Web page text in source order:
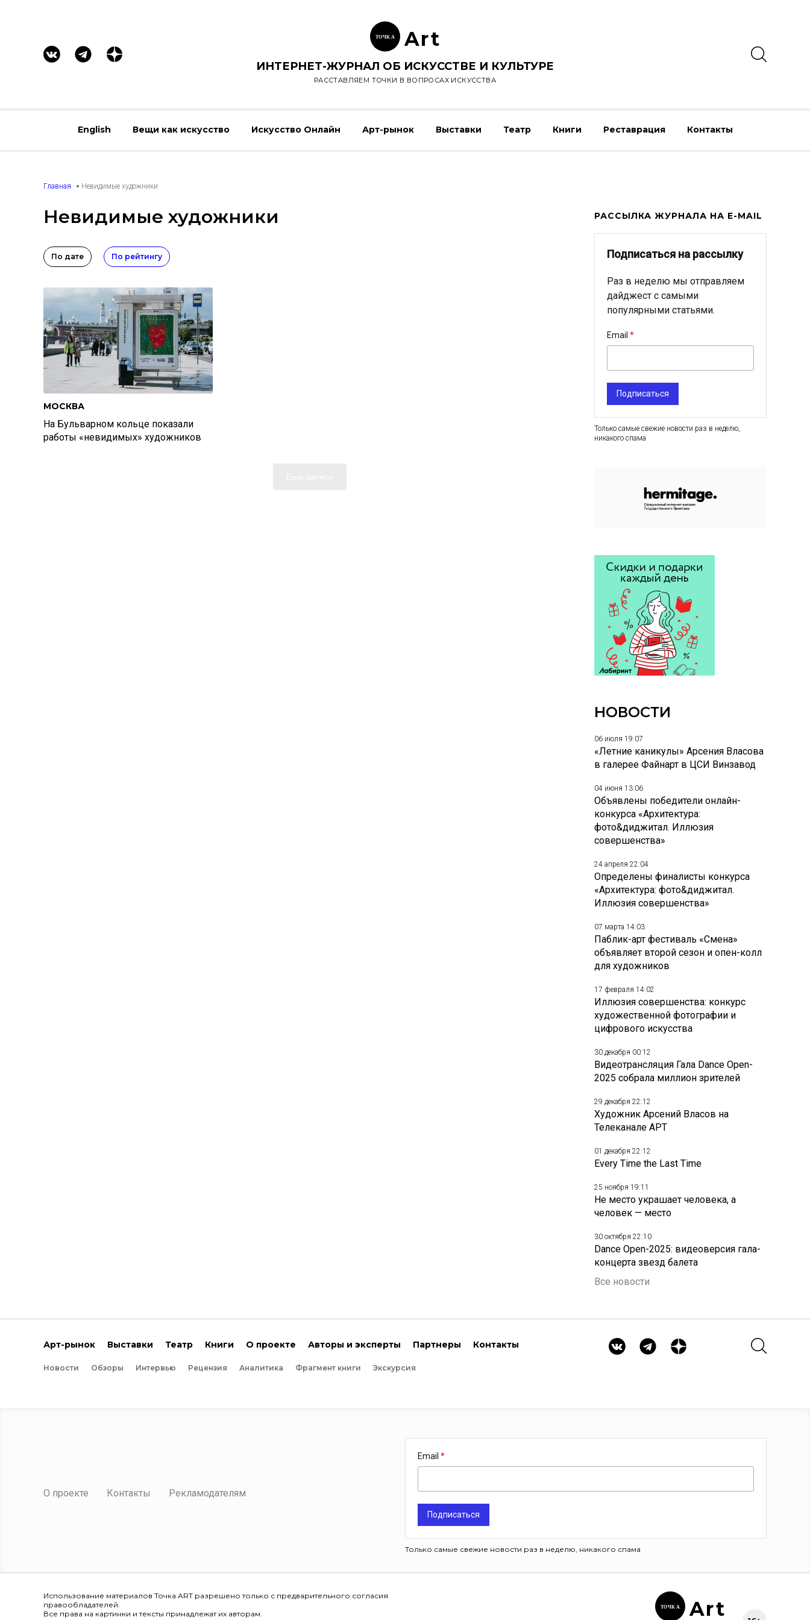
ТОЧК А Art
ИНТЕРНЕТ-ЖУРНАЛ ОБ ИСКУССТВЕ И КУЛЬТУРЕ
РАССТАВЛЯЕМ ТОЧКИ В ВОПРОСАХ ИСКУССТВА
English Вещи как искусство Искусство Онлайн Арт-рынок Выставки Театр Книги Реставрация Контакты
Главная Невидимые художники
Невидимые художники
По дате По рейтингу
МОСКВА
На Бульварном кольце показали
работы «невидимых» художников
РАССЫЛКА ЖУРНАЛА НА E-MAIL
Подписаться на рассылку
Раз в неделю мы отправляем
дайджест с самыми
популярными статьями.
Email
Подписаться
Только самые свежие новости раз в неделю,
никакого спама
НОВОСТИ
06 июля 19:07
«Летние каникулы» Арсения Власова
в галерее Файнарт в ЦСИ Винзавод
04 июня 13:06
Объявлены победители онлайн-
конкурса «Архитектура:
фото&диджитал. Иллюзия
совершенства»
24 апреля 22:04
Определены финалисты конкурса
«Архитектура: фото&диджитал.
Иллюзия совершенства»
07 марта 14:03
Паблик-арт фестиваль «Смена»
объявляет второй сезон и опен-колл
для художников
17 февраля 14:02
Иллюзия совершенства: конкурс
художественной фотографии и
цифрового искусства
30 декабря 00:12
Видеотрансляция Гала Dance Open-
2025 собрала миллион зрителей
29 декабря 22:12
Художник Арсений Власов на
Телеканале АРТ
01 декабря 22:12
Every Time the Last Time
25 ноября 19:11
Не место украшает человека, а
человек — место
30 октября 22:10
Dance Open-2025: видеоверсия гала-
концерта звезд балета
Все новости
Арт-рынок Выставки Театр Книги О проекте Авторы и эксперты Партнеры Контакты
Новости Обзоры Интервью Рецензия Аналитика Фрагмент книги Экскурсия
О проекте Контакты Рекламодателям
Email
Подписаться
Только самые свежие новости раз в неделю, никакого спама
Использование материалов Точка ART разрешено только с предварительного согласия
правообладателей.
Все права на картинки и тексты принадлежат их авторам.
ТОЧК А Art